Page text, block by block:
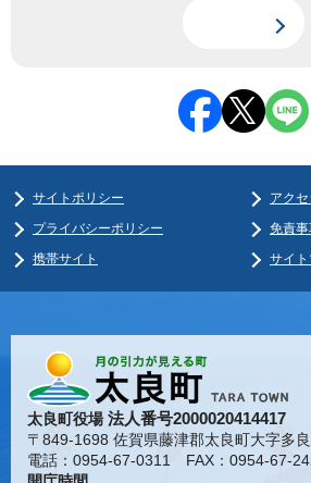
サイトポリシー
アク
プライバシーポリシー
免責
携帯サイト
サイ
太良町役場法人番号2000020414417
〒849-1698 佐賀県藤津郡太良町大字多
電話：0954-67-0311 FAX：0954-67-